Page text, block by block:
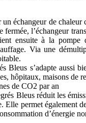
échangeur de
l’échangeur
ensuite à la pompe
Via une
Bleus s’adapte aussi
hôpitaux, maisons de
de CO2 par an
Bleus réduit les
permet également
d’énergie